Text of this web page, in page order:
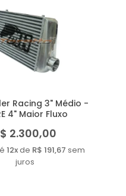
Racing 3" Médio -
4" Maior Fluxo
2.300,00
12xde R$ 191,67 sem
juros